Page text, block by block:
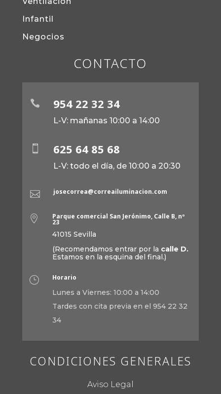
Infantil
Negocios
CONTACTO
 954 22 32 34
L-V: mañanas 10:00 a 14:00
 625 64 85 68
L-V: todo el día, de 10:00 a 20:30
 josecorrea@correailuminacion.com
 Parque comercial San Jerónimo, Calle B, nº
23
41015 Sevilla
(Recomendamos entrar por la calle D.
Estamos en la esquina del final.)
} Horario
Lunes a Viernes: 10:00 a 14:00
Tardes con cita previa en el 954 22 32
34
CONDICIONES GENERALES
Aviso Legal